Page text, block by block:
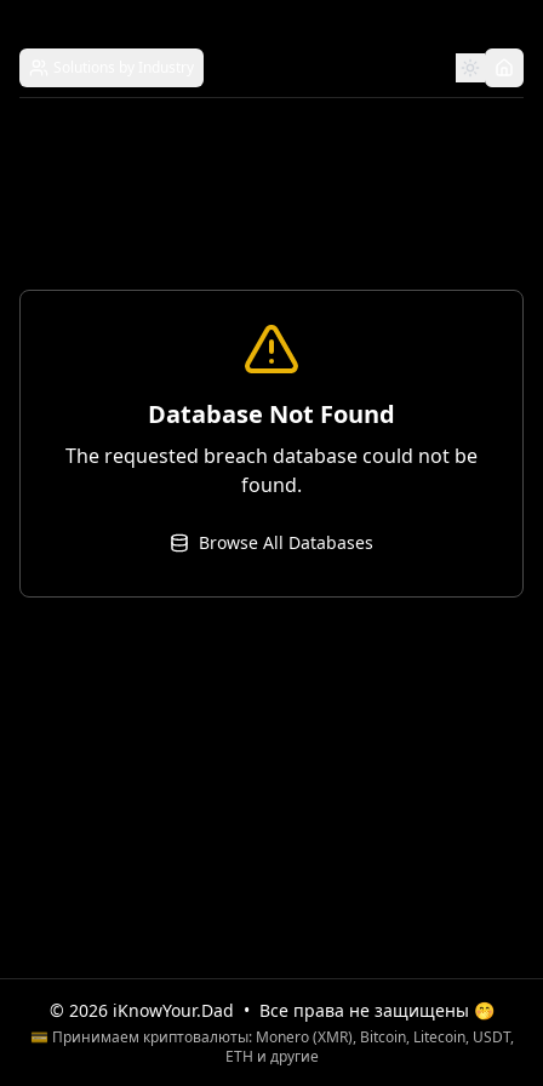
Database Not Found
The requested breach database could not be
found.
Browse All Databases
© 2026 iKnowYour.Dad • Все права не защищены 🤭
💳 Принимаем криптовалюты: Monero (XMR), Bitcoin, Litecoin, USDT,
ETH и другие